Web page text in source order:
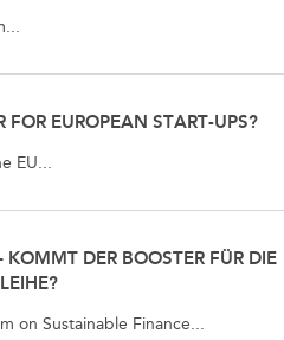
EUROPEAN START-UPS?
EU...
DER BOOSTER FÜR DIE
on Sustainable Finance...